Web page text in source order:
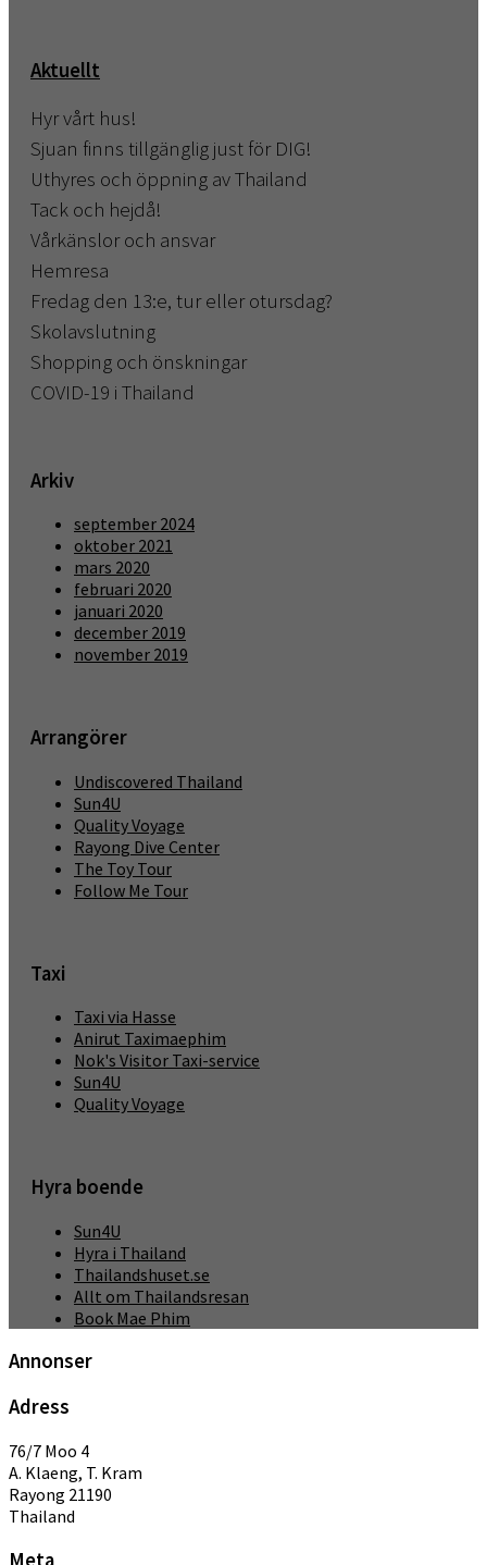
Aktuellt
Hyr vårt hus!
Sjuan finns tillgänglig just för DIG!
Uthyres och öppning av Thailand
Tack och hejdå!
Vårkänslor och ansvar
Hemresa
Fredag den 13:e, tur eller otursdag?
Skolavslutning
Shopping och önskningar
COVID-19 i Thailand
Arkiv
september 2024
oktober 2021
mars 2020
februari 2020
januari 2020
december 2019
november 2019
Arrangörer
Undiscovered Thailand
Sun4U
Quality Voyage
Rayong Dive Center
The Toy Tour
Follow Me Tour
Taxi
Taxi via Hasse
Anirut Taximaephim
Nok's Visitor Taxi-service
Sun4U
Quality Voyage
Hyra boende
Sun4U
Hyra i Thailand
Thailandshuset.se
Allt om Thailandsresan
Book Mae Phim
Annonser
Adress
76/7 Moo 4
A. Klaeng, T. Kram
Rayong 21190
Thailand
Meta